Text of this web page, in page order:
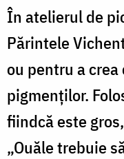
În atelierul de
Părintele
ou pentru a
pigmenților.
fiindcă este
„Ouăle trebuie